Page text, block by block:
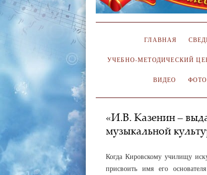
ГЛАВНАЯ
УЧЕБНО-МЕТОДИЧЕСКИЙ
ВИДЕО ФОТО
«И.В. Казенин –
музыкальной
Когда Кировскому училищу
присвоить имя его